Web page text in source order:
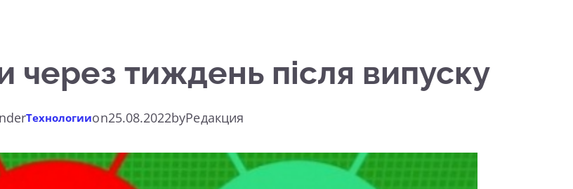
через тиждень після випуску
Технологииon25.08.2022byРедакция